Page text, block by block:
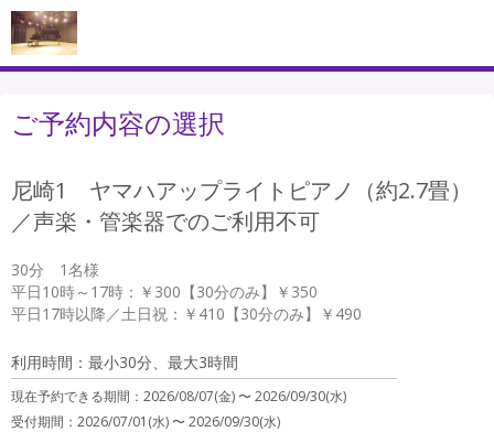
ご予約内容の選択
尼崎1 ヤマハアップライトピアノ（約2.7畳）
／声楽・管楽器でのご利用不可
30分　1名様
平日10時～17時：￥300【30分のみ】￥350
利用時間：最小30分、最大3時間
現在予約できる期間： 2026/08/07(金) 〜2026/09/30(水)
受付期間：2026/07/01(水) 〜 2026/09/30(水)